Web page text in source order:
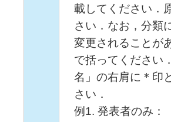
載してください．
さい．なお，分類
変更されることが
で括ってください
名」の右肩に＊印
さい．
例1. 発表者のみ